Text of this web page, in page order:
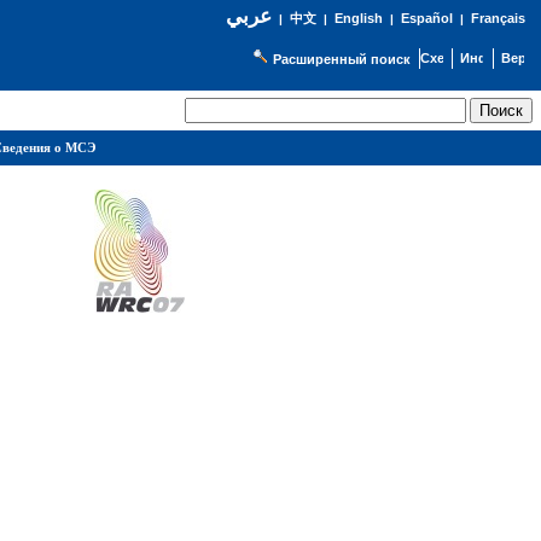
عربي| 中文| English | Español | Français
Расширенный поиск
о МСЭ